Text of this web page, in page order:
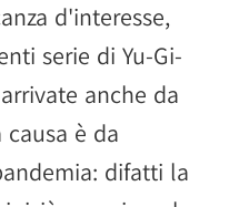
d'interesse,
serie di Yu-Gi-
anche da
è da
difatti la